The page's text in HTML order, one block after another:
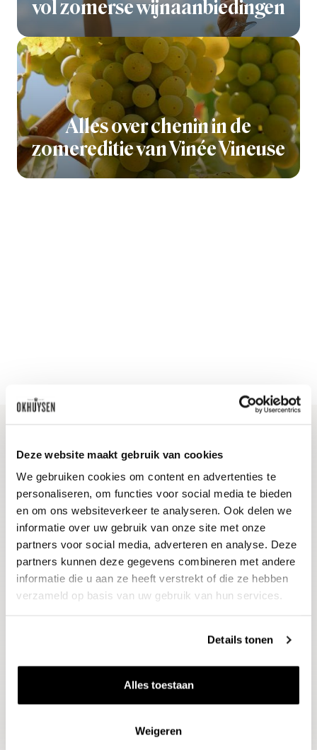
Deze website maakt gebruik van cookies
We gebruiken cookies om content en advertenties te
personaliseren, om functies voor social media te bieden
en om ons websiteverkeer te analyseren. Ook delen we
informatie over uw gebruik van onze site met onze
partners voor social media, adverteren en analyse. Deze
partners kunnen deze gegevens combineren met andere
informatie die u aan ze heeft verstrekt of die ze hebben
verzameld op basis van uw gebruik van hun services.
Details tonen
Alles toestaan
Weigeren
vol zomerse wijnaanbiedingen
Alles over chenin in de
zomereditie van Vinée Vineuse
Blijf op de hoogte
Ontvang het laatste wijnnieuws, proeverijen en
evenementen
E-mailadres
Aanmelden
Thema's